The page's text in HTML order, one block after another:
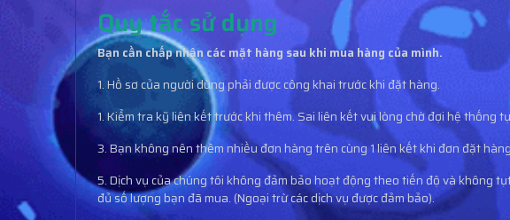
Quy tắc sử dụng
Bạn cần chấp nhận các mặt hàng sau khi mua hàng của mình.
1. Hồ sơ của người dùng phải được công khai trước khi đặt hàng.
1. Kiểm tra kỹ liên kết trước khi thêm. Sai liên kết vui lòng chờ đợi hệ thống
3. Bạn không nên thêm nhiều đơn hàng trên cùng 1 liên kết khi đơn đặt
5. Dịch vụ của chúng tôi không đảm bảo hoạt động theo tiến độ và không
đủ số lượng bạn đã mua. (Ngoại trừ các dịch vụ được đảm bảo).